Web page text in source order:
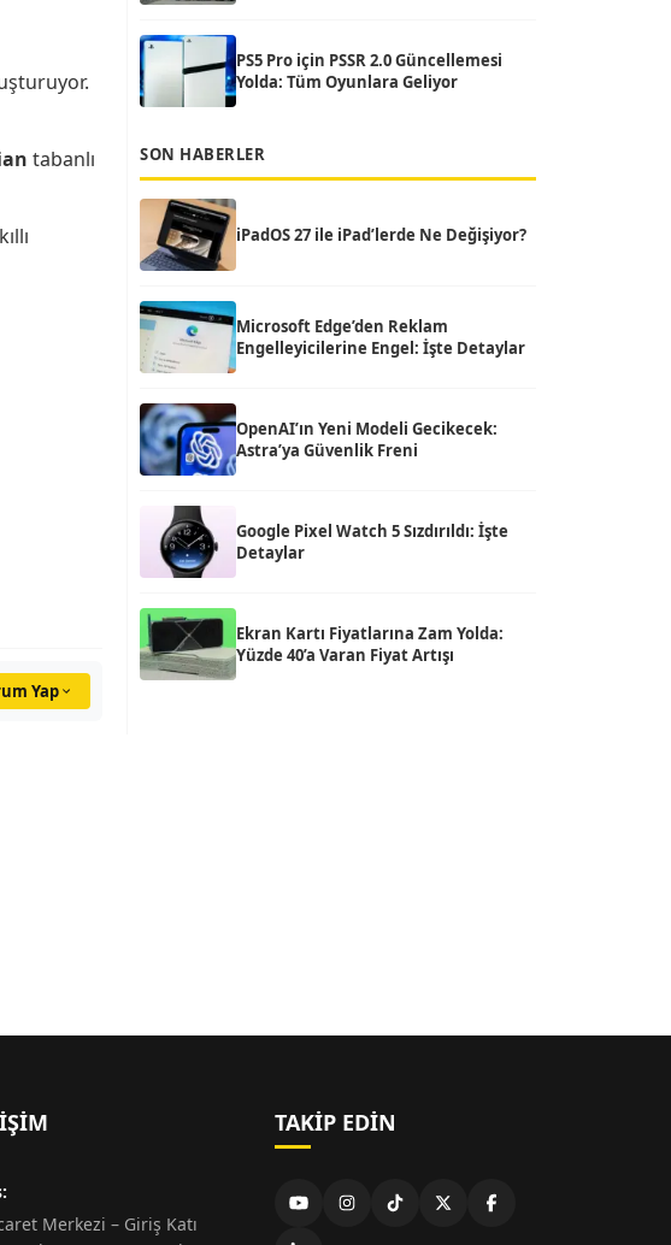
tabanlı
Yap
PS5 Pro için PSSR 2.0 Güncellemesi
Yolda: Tüm Oyunlara Geliyor
SON HABERLER
iPadOS 27 ile iPad’lerde Ne Değişiyor?
Microsoft Edge’den Reklam
Engelleyicilerine Engel: İşte Detaylar
OpenAI’ın Yeni Modeli Gecikecek:
Astra’ya Güvenlik Freni
Google Pixel Watch 5 Sızdırıldı: İşte
Detaylar
Ekran Kartı Fiyatlarına Zam Yolda:
Yüzde 40’a Varan Fiyat Artışı
Merkezi – Giriş Katı
TAKIP EDIN